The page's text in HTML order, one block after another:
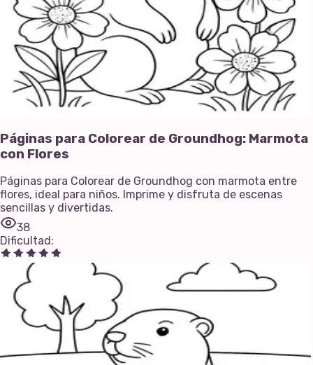
Páginas para Colorear de Groundhog: Marmota
con Flores
Páginas para Colorear de Groundhog con marmota entre
flores, ideal para niños. Imprime y disfruta de escenas
sencillas y divertidas.
38
Dificultad :